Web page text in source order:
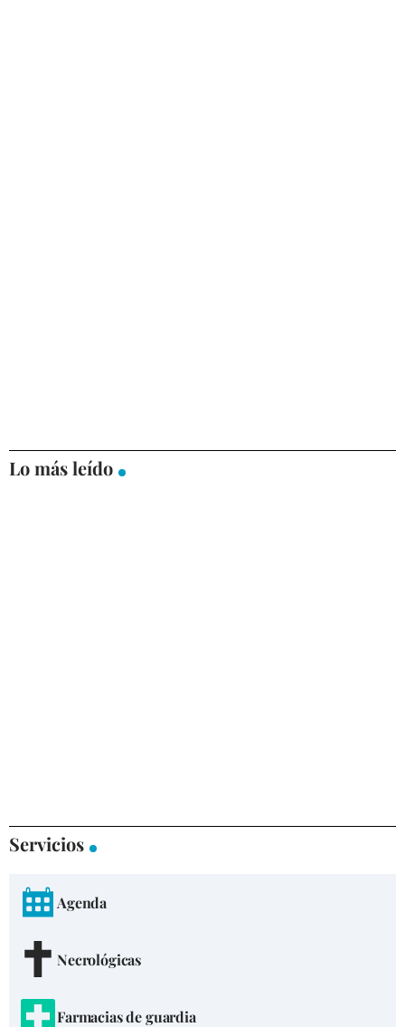
Lo más leído
Servicios
Agenda
Necrológicas
Farmacias de guardia